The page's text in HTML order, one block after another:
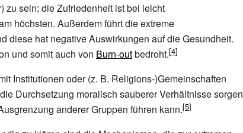
zu sein; die Zufriedenheit ist bei leicht
höchsten. Außerdem führt die extreme
diese hat negative Auswirkungen auf die Gesundheit.
und somit auch von Burn-outbedroht.
Institutionen oder (z. B. Religions-)Gemeinschaften
Durchsetzung moralisch sauberer Verhältnisse sorgen
anderer Gruppen führen kann.